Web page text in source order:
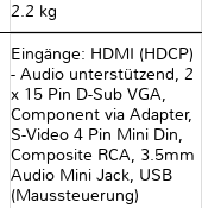
2.2 kg
Eingänge: HDMI (HDCP)
- Audio unterstützend, 2
x 15 Pin D-Sub VGA,
Component via Adapter,
S-Video 4 Pin Mini Din,
Composite RCA, 3.5mm
Audio Mini Jack, USB
(Maussteuerung)